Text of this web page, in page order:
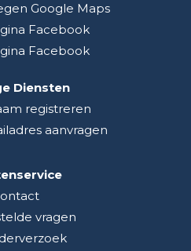
Google Maps
Facebook
Facebook
Diensten
registreren
aanvragen
vragen